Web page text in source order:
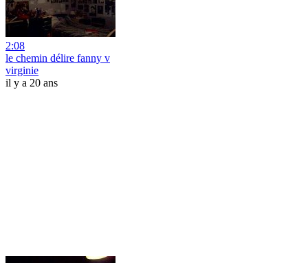
2:08
le chemin délire fanny v
virginie
il y a 20 ans